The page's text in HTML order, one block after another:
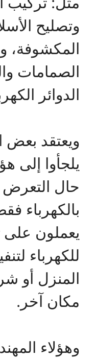
وتصليح
المكشوفة،
الصمامات
الدوائر
ويعتقد بعض
يلجأوا إلى
حال
بالكهرباء
يعملون على
للكهرباء
المنزل أو
مكان آخر.
وهؤلاء